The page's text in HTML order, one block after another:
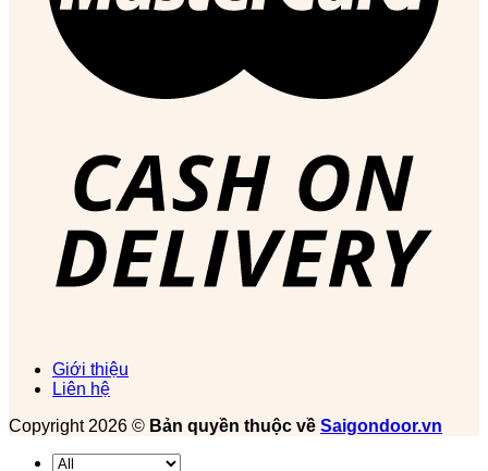
Giới thiệu
Liên hệ
Copyright 2026 © Bản quyền thuộc về Saigondoor.vn